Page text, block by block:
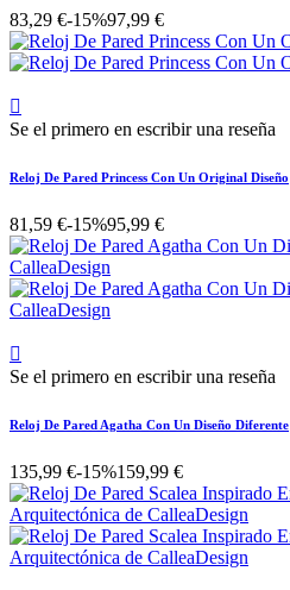
83,29 €-15%97,99 €

Se el primero en escribir una reseña
Reloj De Pared Princess Con Un Original Diseño
81,59 €-15%95,99 €

Se el primero en escribir una reseña
Reloj De Pared Agatha Con Un Diseño Diferente
135,99 €-15%159,99 €